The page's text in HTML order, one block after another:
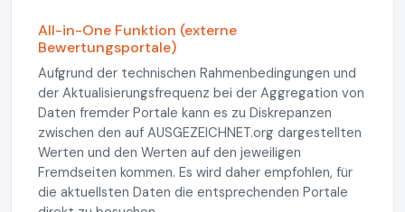
All-in-One Funktion (externe
Bewertungsportale)
Aufgrund der technischen Rahmenbedingungen und
der Aktualisierungsfrequenz bei der Aggregation von
Daten fremder Portale kann es zu Diskrepanzen
zwischen den auf AUSGEZEICHNET.org dargestellten
Werten und den Werten auf den jeweiligen
Fremdseiten kommen. Es wird daher empfohlen, für
die aktuellsten Daten die entsprechenden Portale